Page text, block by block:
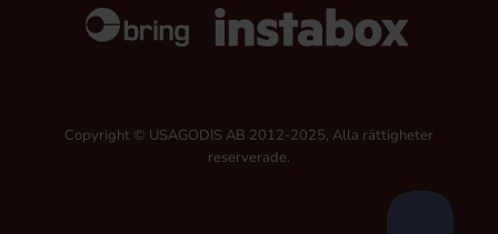
Copyright © USAGODIS AB 2012-2025, Alla rättigheter
reserverade.